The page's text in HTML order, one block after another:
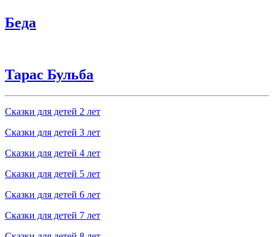
Беда
Тарас Бульба
Сказки для детей 2 лет
Сказки для детей 3 лет
Сказки для детей 4 лет
Сказки для детей 5 лет
Сказки для детей 6 лет
Сказки для детей 7 лет